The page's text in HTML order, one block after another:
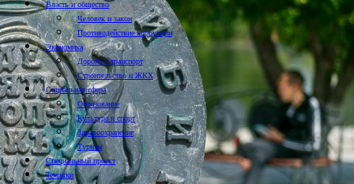
Власть и общество
Человек и закон
Противодействие коррупции
Экономика
Дороги и транспорт
Строительство и ЖКХ
Социальная сфера
Образование
Культура и спорт
Здравоохранение
Туризм
Специальный проект
Земляки